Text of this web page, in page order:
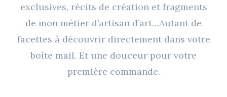
exclusives, récits de création et fragments
de mon métier d’artisan d’art…Autant de
facettes à découvrir directement dans votre
boîte mail. Et une douceur pour votre
première commande.